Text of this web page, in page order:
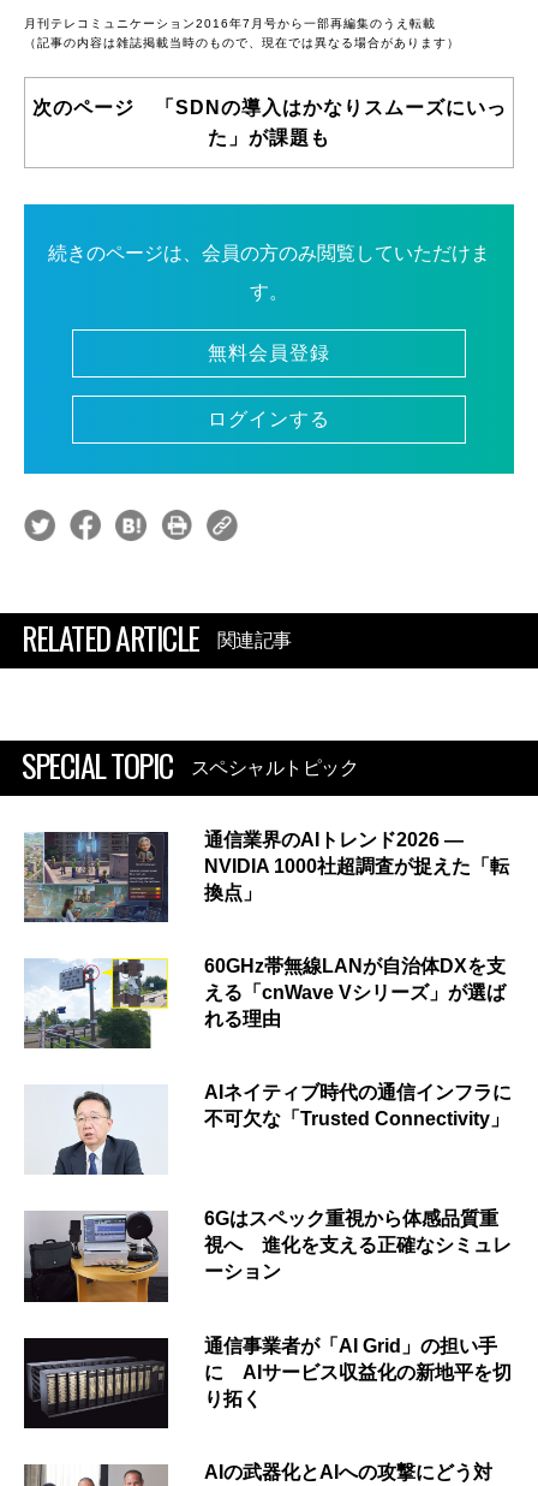
月刊テレコミュニケーション2016年7月号から一部再編集のうえ転載
（記事の内容は雑誌掲載当時のもので、現在では異なる場合があります）
次のページ 「SDNの導入はかなりスムーズにいっ
た」が課題も
続きのページは、会員の方のみ閲覧していただけま
す。
無料会員登録
ログインする
RELATED ARTICLE 関連記事
SPECIAL TOPIC スペシャルトピック
通信業界のAIトレンド2026 ―
NVIDIA 1000社超調査が捉えた「転
換点」
60GHz帯無線LANが自治体DXを支
える「cnWave Vシリーズ」が選ば
れる理由
AIネイティブ時代の通信インフラに
不可欠な「Trusted Connectivity」
6Gはスペック重視から体感品質重
視へ 進化を支える正確なシミュレ
ーション
通信事業者が「AI Grid」の担い手
に AIサービス収益化の新地平を切
り拓く
AIの武器化とAIへの攻撃にどう対